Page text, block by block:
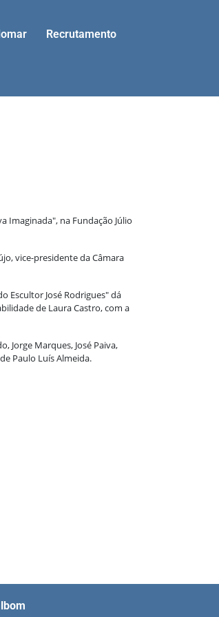
Recrutamento
Imaginada", na Fundação Júlio
vice-presidente da Câmara
Escultor José Rodrigues" dá
de Laura Castro, com a
Jorge Marques, José Paiva,
Paulo Luís Almeida.